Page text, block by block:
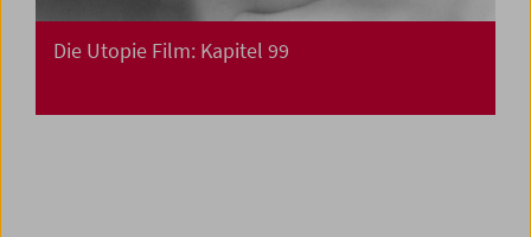
Die Utopie Film: Kapitel 99